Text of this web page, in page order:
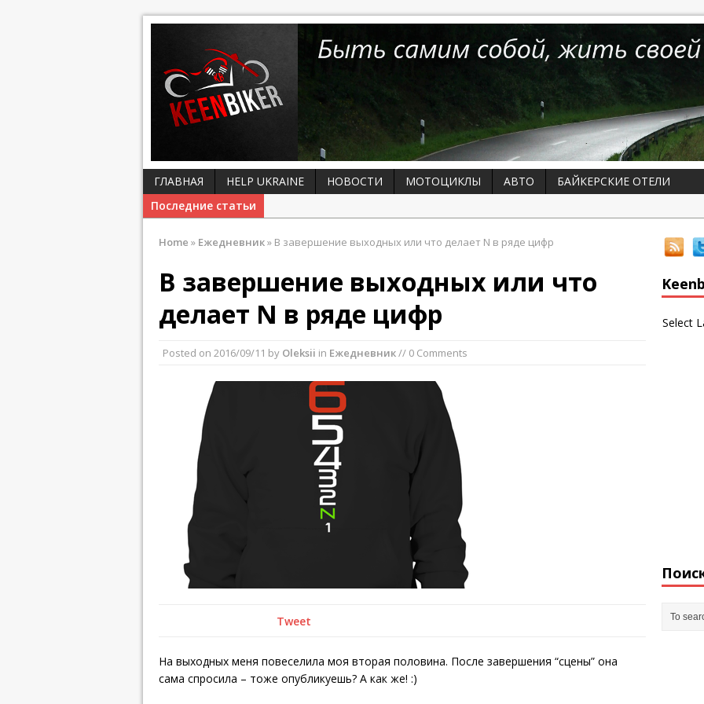
ГЛАВНАЯ HELP UKRAINE НОВОСТИ МОТОЦИКЛЫ АВТО
БАЙКЕРСКИЕ ОТЕЛИ
Последние статьи
Home » Ежедневник» В завершение выходных или что делает N в ряде цифр
В завершение выходных или что
делает N в ряде цифр
Posted on 2016/09/11 by Oleksii in Ежедневник// 0 Comments
Tweet
На выходных меня повеселила моя вторая половина. После завершения “сцены” она
сама спросила – тоже опубликуешь? А как же! :)
Select